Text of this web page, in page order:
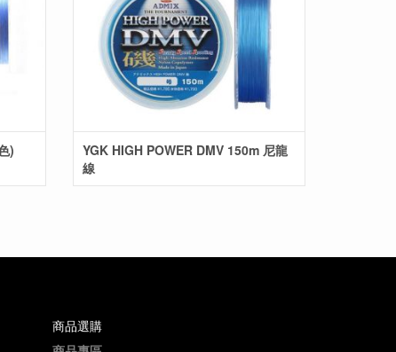
)
YGK HIGH POWER DMV 150m 尼龍
線
商品選購